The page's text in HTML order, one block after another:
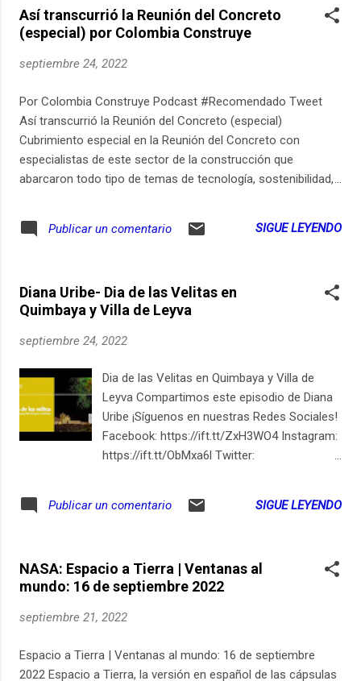
Así transcurrió la Reunión del Concreto
(especial) por Colombia Construye
septiembre 24, 2022
Por Colombia Construye Podcast #Recomendado Tweet
Así transcurrió la Reunión del Concreto (especial)
Cubrimiento especial en la Reunión del Concreto con
especialistas de este sector de la construcción que
abarcaron todo tipo de temas de tecnología, sostenibilidad,
Publicar un comentario SIGUE LEYENDO
Diana Uribe- Dia de las Velitas en
Quimbaya y Villa de Leyva
septiembre 24, 2022
Dia de las Velitas en Quimbaya y Villa de
Leyva Compartimos este episodio de Diana
Uribe ¡Síguenos en nuestras Redes Sociales!
Facebook: https://ift.tt/ZxH3WO4 Instagram:
https://ift.tt/ObMxa6l Twitter:
Diana Uribe en Youtube
Publicar un comentario SIGUE LEYENDO
NASA: Espacio a Tierra | Ventanas al
mundo: 16 de septiembre 2022
septiembre 21, 2022
Espacio a Tierra | Ventanas al mundo: 16 de septiembre
2022 Espacio a Tierra, la versión en español de las cápsulas